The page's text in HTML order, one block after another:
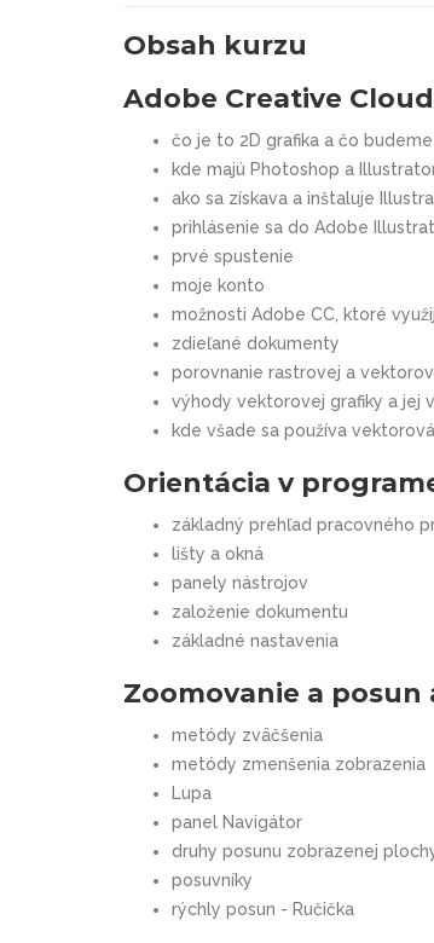
Obsah kurzu
Adobe Creative
čo je to 2D grafika a čo
kde majú Photoshop a
ako sa získava a inštaluje
prihlásenie sa do Adobe
prvé spustenie
moje konto
možnosti Adobe CC, ktoré
zdieľané dokumenty
porovnanie rastrovej a
výhody vektorovej grafiky a jej
kde všade sa používa
Orientácia v
základný prehľad pracovného
lišty a okná
panely nástrojov
založenie dokumentu
základné nastavenia
Zoomovanie a posun
metódy zväčšenia
metódy zmenšenia zobrazenia
Lupa
panel Navigátor
druhy posunu zobrazenej
posuvníky
rýchly posun - Ručička